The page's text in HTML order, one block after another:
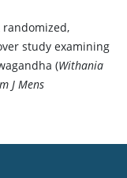
randomized,
study examining
(Withania
J Mens